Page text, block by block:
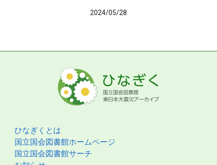
2024/05/28
ひなぎくとは
国立国会図書館ホームページ
国立国会図書館サーチ